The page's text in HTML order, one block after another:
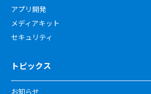
アプリ開発
メディアキット
セキュリティ
トピックス
お知らせ